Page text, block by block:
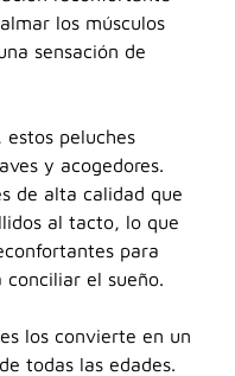
los músculos
sensación de
peluches
y acogedores.
de alta calidad que
al tacto, lo que
para
el sueño.
los convierte en un
todas las edades.